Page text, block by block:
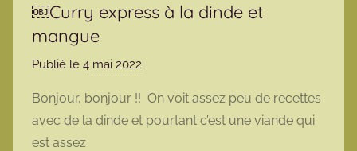
￼Curry express à la dinde et
mangue
Publié le 4 mai 2022
m
Bonjour, bonjour !! On voit assez peu de recettes
avec de la dinde et pourtant c’est une viande qui
est assez